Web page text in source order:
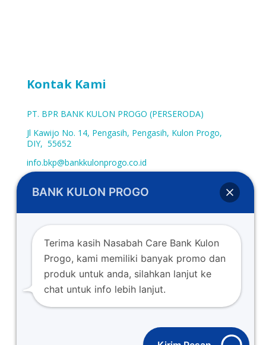
Kontak Kami
PT. BPR BANK KULON PROGO (PERSERODA)
Jl Kawijo No. 14, Pengasih, Pengasih, Kulon Progo,
DIY, 55652
info.bkp@bankkulonprogo.co.id
Berizin dan diawasi oleh OJK (Otoritas Jasa Keuangan)
BANK KULON PROGO
Terima kasih Nasabah Care Bank Kulon
Progo, kami memiliki banyak promo dan
produk untuk anda, silahkan lanjut ke
chat untuk info lebih lanjut.